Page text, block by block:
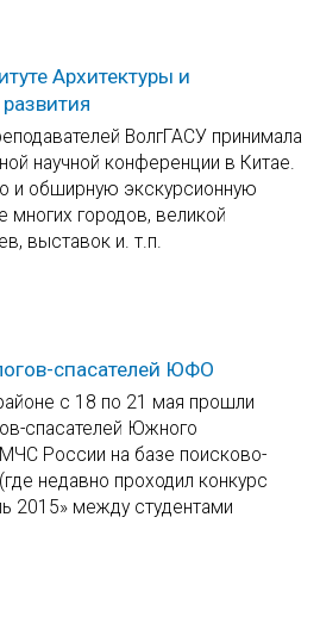
Архитектуры и
ВолгГАСУ принимала
научной конференции в Китае.
и обширную экскурсионную
многих городов, великой
выставок и. т.п.
спасателей ЮФО
с 18 по 21 мая прошли
спасателей Южного
России на базе поисково-
недавно проходил конкурс
2015» между студентами